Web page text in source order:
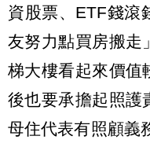
資股票、ETF錢滾
友努力點買房搬走
梯大樓看起來價值
後也要承擔起照護
母住代表有照顧義